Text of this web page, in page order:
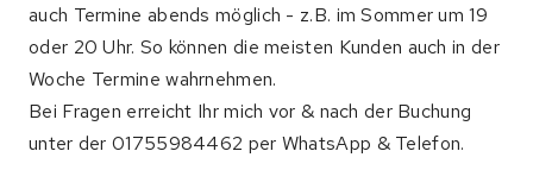
auch Termine abends möglich - z.B. im Sommer um 19
oder 20 Uhr. So können die meisten Kunden auch in der
Woche Termine wahrnehmen.
Bei Fragen erreicht Ihr mich vor & nach der Buchung
unter der 01755984462 per WhatsApp & Telefon.